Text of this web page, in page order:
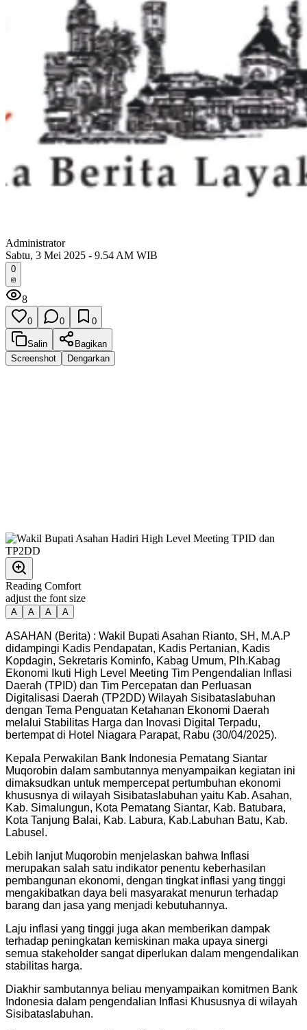
Administrator
Sabtu, 3 Mei 2025 - 9.54 AM WIB
0
8
0 0 0
Salin
Bagikan
Screenshot
Dengarkan
Reading Comfort
adjust the font size
A A A A
ASAHAN (Berita) : Wakil Bupati Asahan Rianto, SH, M.A.P
didampingi Kadis Pendapatan, Kadis Pertanian, Kadis
Kopdagin, Sekretaris Kominfo, Kabag Umum, Plh.Kabag
Ekonomi Ikuti High Level Meeting Tim Pengendalian Inflasi
Daerah (TPID) dan Tim Percepatan dan Perluasan
Digitalisasi Daerah (TP2DD) Wilayah Sisibataslabuhan
dengan Tema Penguatan Ketahanan Ekonomi Daerah
melalui Stabilitas Harga dan Inovasi Digital Terpadu,
bertempat di Hotel Niagara Parapat, Rabu (30/04/2025).
Kepala Perwakilan Bank Indonesia Pematang Siantar
Muqorobin dalam sambutannya menyampaikan kegiatan ini
dimaksudkan untuk mempercepat pertumbuhan ekonomi
khususnya di wilayah Sisibataslabuhan yaitu Kab. Asahan,
Kab. Simalungun, Kota Pematang Siantar, Kab. Batubara,
Kota Tanjung Balai, Kab. Labura, Kab.Labuhan Batu, Kab.
Labusel.
Lebih lanjut Muqorobin menjelaskan bahwa Inflasi
merupakan salah satu indikator penentu keberhasilan
pembangunan ekonomi, dengan tingkat inflasi yang tinggi
mengakibatkan daya beli masyarakat menurun terhadap
barang dan jasa yang menjadi kebutuhannya.
Laju inflasi yang tinggi juga akan memberikan dampak
terhadap peningkatan kemiskinan maka upaya sinergi
semua stakeholder sangat diperlukan dalam mengendalikan
stabilitas harga.
Diakhir sambutannya beliau menyampaikan komitmen Bank
Indonesia dalam pengendalian Inflasi Khususnya di wilayah
Sisibataslabuhan.